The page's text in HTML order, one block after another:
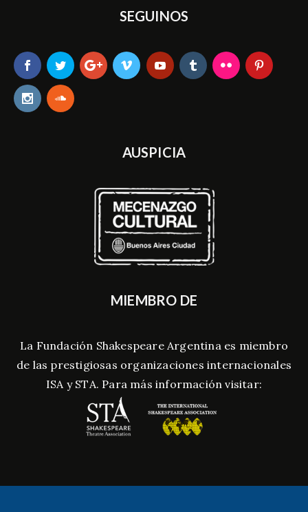
SEGUINOS
AUSPICIA
MIEMBRO DE
La Fundación Shakespeare Argentina es miembro
de las prestigiosas organizaciones internacionales
ISA y STA. Para más información visitar: